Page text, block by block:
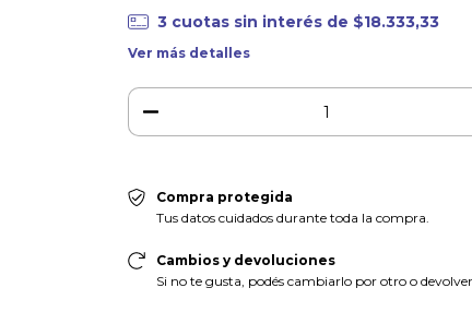
3 cuotas sin interés de $18.333,33
Ver más detalles
Compra protegida
Tus datos cuidados durante toda la compra.
Cambios y devoluciones
Si no te gusta, podés cambiarlo por otro o